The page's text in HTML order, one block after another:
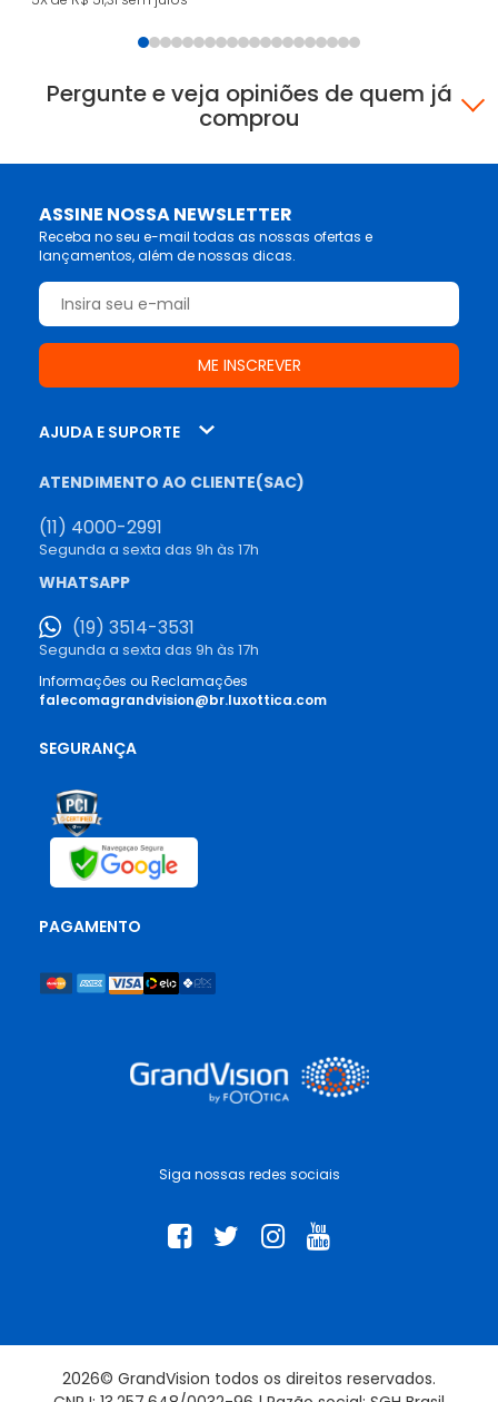
Pergunte e veja opiniões de quem já
comprou
ASSINE NOSSA NEWSLETTER
Receba no seu e-mail todas as nossas ofertas e
lançamentos, além de nossas dicas.
Siga nossas redes sociais
AJUDA E SUPORTE
ATENDIMENTO AO CLIENTE(SAC)
(11) 4000-2991
Segunda a sexta das 9h às 17h
WHATSAPP
(19) 3514-3531
Segunda a sexta das 9h às 17h
Informações ou Reclamações
falecomagrandvision@br.luxottica.com
SEGURANÇA
PAGAMENTO
2026© GrandVision todos os direitos reservados.